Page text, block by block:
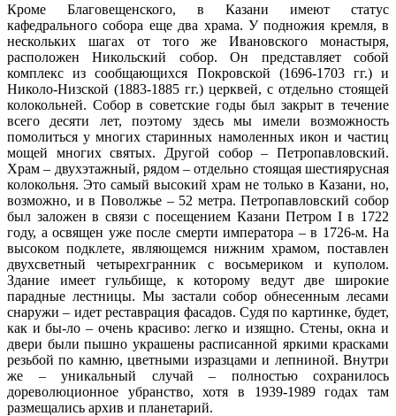
Кроме Благовещенского, в Казани имеют статус
кафедрального собора еще два храма. У подножия кремля, в
нескольких шагах от того же Ивановского монастыря,
расположен Никольский собор. Он представляет собой
комплекс из сообщающихся Покровской (1696-1703 гг.) и
Николо-Низской (1883-1885 гг.) церквей, с отдельно стоящей
колокольней. Собор в советские годы был закрыт в течение
всего десяти лет, поэтому здесь мы имели возможность
помолиться у многих старинных намоленных икон и частиц
мощей многих святых. Другой собор – Петропавловский.
Храм – двухэтажный, рядом – отдельно стоящая шестиярусная
колокольня. Это самый высокий храм не только в Казани, но,
возможно, и в Поволжье – 52 метра. Петропавловский собор
был заложен в связи с посещением Казани Петром I в 1722
году, а освящен уже после смерти императора – в 1726-м. На
высоком подклете, являющемся нижним храмом, поставлен
двухсветный четырехгранник с восьмериком и куполом.
Здание имеет гульбище, к которому ведут две широкие
парадные лестницы. Мы застали собор обнесенным лесами
снаружи – идет реставрация фасадов. Судя по картинке, будет,
как и бы-ло – очень красиво: легко и изящно. Стены, окна и
двери были пышно украшены расписанной яркими красками
резьбой по камню, цветными изразцами и лепниной. Внутри
же – уникальный случай – полностью сохранилось
дореволюционное убранство, хотя в 1939-1989 годах там
размещались архив и планетарий.